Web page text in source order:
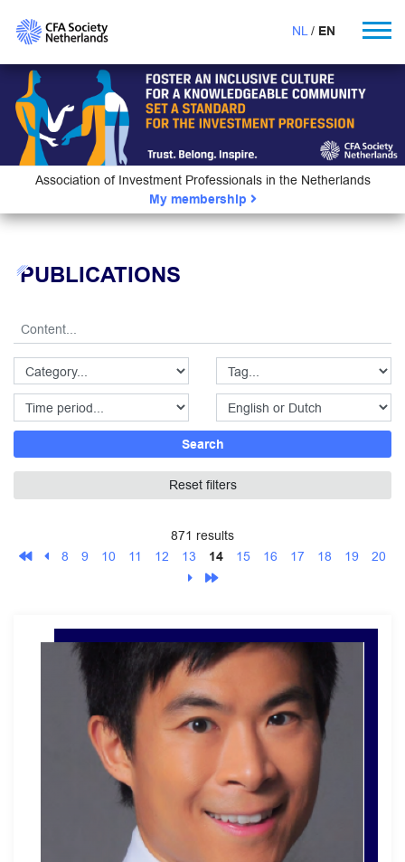
NL EN
Association of Investment Professionals in the Netherlands
My membership
PUBLICATIONS
Search
Reset filters
871 results
8
9 10 11 12 13 14 15 16 17 18 19 20